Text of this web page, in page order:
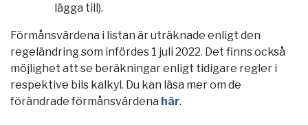
lägga till).
Förmånsvärdena i listan är uträknade enligt den
regeländring som infördes 1 juli 2022. Det finns också
möjlighet att se beräkningar enligt tidigare regler i
respektive bils kalkyl. Du kan läsa mer om de
förändrade förmånsvärdena här.